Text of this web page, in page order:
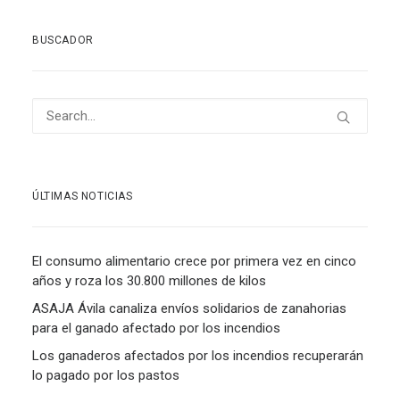
BUSCADOR
ÚLTIMAS NOTICIAS
El consumo alimentario crece por primera vez en cinco
años y roza los 30.800 millones de kilos
ASAJA Ávila canaliza envíos solidarios de zanahorias
para el ganado afectado por los incendios
Los ganaderos afectados por los incendios recuperarán
lo pagado por los pastos